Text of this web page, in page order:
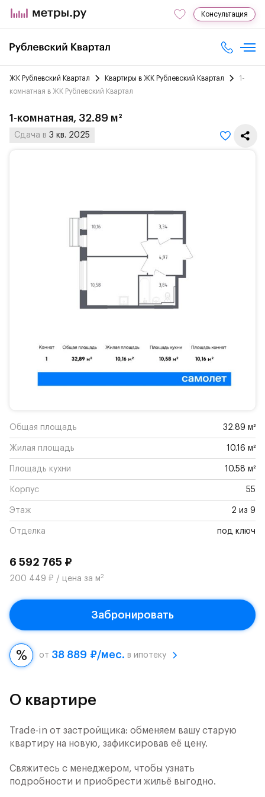
Консультация
ЖК Рублевский Квартал Квартиры в ЖК Рублевский Квартал
1-
комнатная в ЖК Рублевский Квартал
1-комнатная, 32.89 м²
Сдача в 3 кв. 2025
Общая площадь 32.89 м²
Жилая площадь 10.16 м²
Площадь кухни 10.58 м²
Корпус 55
Этаж 2 из 9
Отделка под ключ
6 592 765 ₽
200 449 ₽ / цена за м2
Забронировать
от 38 889 ₽/мес. в ипотеку
О квартире
Trade-in от застройщика: обменяем вашу старую
квартиру на новую, зафиксировав её цену.
Свяжитесь с менеджером, чтобы узнать
подробности и приобрести жильё выгодно.